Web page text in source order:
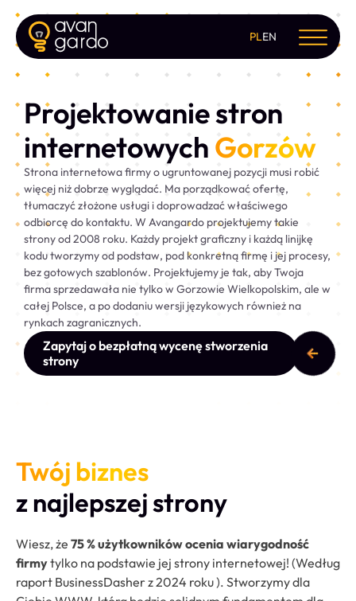
PLEN
Projektowanie stron
internetowych Gorzów
Strona internetowa firmy o ugruntowanej pozycji musi robić
więcej niż dobrze wyglądać. Ma porządkować ofertę,
tłumaczyć złożone usługi i doprowadzać właściwego
odbiorcę do kontaktu. W Avangardo projektujemy takie
strony od 2008 roku. Każdy projekt graficzny i każdą linijkę
kodu tworzymy od podstaw, pod konkretną firmę i jej procesy,
bez gotowych szablonów. Projektujemy je tak, aby Twoja
firma sprzedawała nie tylko w Gorzowie Wielkopolskim, ale w
całej Polsce, a po dodaniu wersji językowych również na
rynkach zagranicznych.
Zapytaj o bezpłatną wycenę stworzenia
strony
Twój biznes
z najlepszej strony
Wiesz, że 75 % użytkowników ocenia wiarygodność
firmytylko na podstawie jej strony internetowej! (Według
raport BusinessDasher z 2024 roku ). Stworzymy dla